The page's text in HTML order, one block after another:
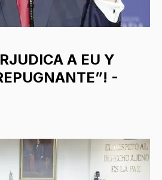
A EU Y
-